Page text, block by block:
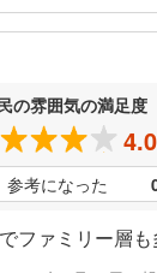
の雰囲気の満足度
4.0
参考になった
ファミリー層も